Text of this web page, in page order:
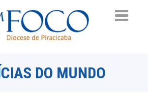
DO MUNDO